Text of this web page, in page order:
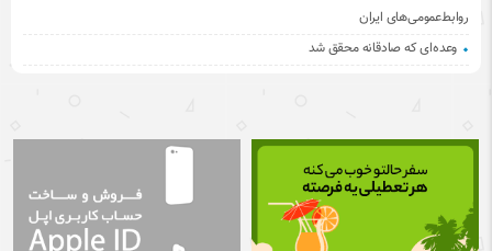
روابط‌عمومی‌های ایران
وعده‌ای که صادقانه محقق شد